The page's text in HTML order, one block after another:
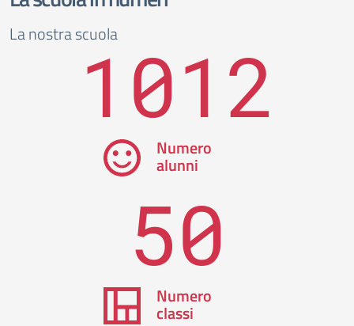
La nostra scuola1012
Numero
alunni
50
Numero
classi